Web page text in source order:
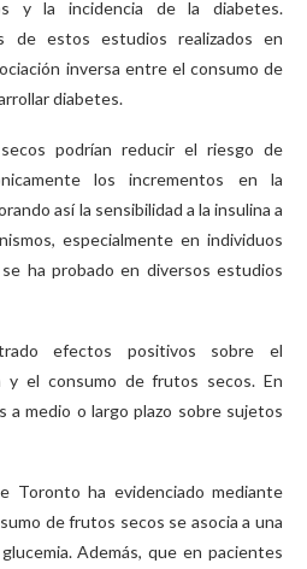
y la incidencia de la diabetes.
de estos estudios realizados en
inversa entre el consumo de
diabetes.
podrían reducir el riesgo de
los incrementos en la
así la sensibilidad a la insulina a
especialmente en individuos
ha probado en diversos estudios
efectos positivos sobre el
y el consumo de frutos secos. En
a medio o largo plazo sobre sujetos
Toronto ha evidenciado mediante
de frutos secos se asocia a una
Además, que en pacientes